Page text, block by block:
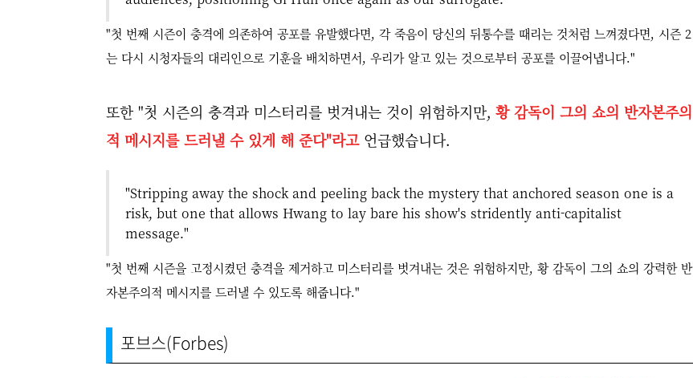
"첫 번째 시즌이 충격에 의존하여 공포를 유발했다면, 각 죽음이 당신의 뒤통수를 때리는 것처럼 느껴졌다면, 시즌 2
는 다시 시청자들의 대리인으로 기훈을 배치하면서, 우리가 알고 있는 것으로부터 공포를 이끌어냅니다."
또한 "첫 시즌의 충격과 미스터리를 벗겨내는 것이 위험하지만, 황 감독이 그의 쇼의 반자본주의
적 메시지를 드러낼 수 있게 해 준다"라고언급했습니다.
"Stripping away the shock and peeling back the mystery that anchored season one is a
risk, but one that allows Hwang to lay bare his show's stridently anti-capitalist
message."
"첫 번째 시즌을 고정시켰던 충격을 제거하고 미스터리를 벗겨내는 것은 위험하지만, 황 감독이 그의 쇼의 강력한 반
자본주의적 메시지를 드러낼 수 있도록 해줍니다."
포브스(Forbes)